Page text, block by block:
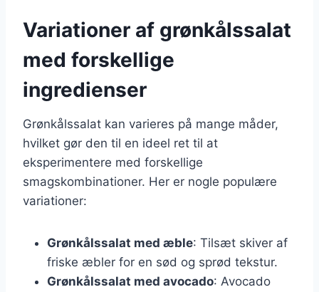
Variationer af grønkålssalat
med forskellige
ingredienser
Grønkålssalat kan varieres på mange måder,
hvilket gør den til en ideel ret til at
eksperimentere med forskellige
smagskombinationer. Her er nogle populære
variationer:
Grønkålssalat med æble: Tilsæt skiver af
friske æbler for en sød og sprød tekstur.
Grønkålssalat med avocado: Avocado